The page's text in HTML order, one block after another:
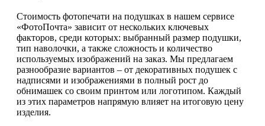
Стоимость фотопечати на подушках в нашем сервисе
«ФотоПочта» зависит от нескольких ключевых
факторов, среди которых: выбранный размер подушки,
тип наволочки, а также сложность и количество
используемых изображений на заказ. Мы предлагаем
разнообразие вариантов – от декоративных подушек с
надписями и изображениями в полный рост до
обнимашек со своим принтом или логотипом. Каждый
из этих параметров напрямую влияет на итоговую цену
изделия.